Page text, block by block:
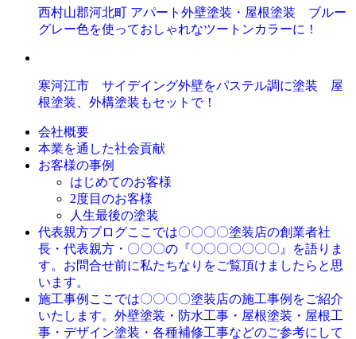
西村山郡河北町 アパート外壁塗装・屋根塗装 ブルー
グレー色を使っておしゃれなツートンカラーに！
寒河江市 サイデイング外壁をパステル調に塗装 屋
根塗装、外構塗装もセットで！
会社概要
本業を通した社会貢献
お客様の事例
はじめてのお客様
2度目のお客様
人生最後の塗装
代表親方ブログここでは〇〇〇〇塗装店の創業者社
長・代表親方・〇〇〇の『〇〇〇〇〇〇〇』を語りま
す。お問合せ前に私たちなりをご覧頂けましたらと思
います。
施工事例 ここでは〇〇〇〇塗装店の施工事例をご紹介
いたします。外壁塗装・防水工事・屋根塗装・屋根工
事・デザイン塗装・各種補修工事などのご参考にして